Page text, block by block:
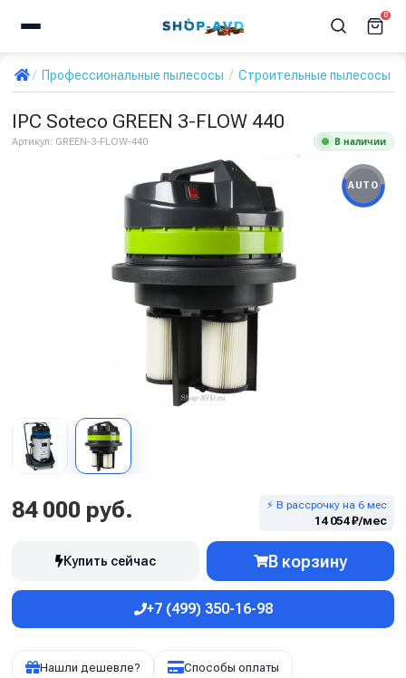
0
Профессиональные пылесосы Строительные пылесосы
IPC Soteco GREEN 3-FLOW 440
Артикул: GREEN-3-FLOW-440 В наличии
AUTO
84 000 руб. ⚡ В рассрочку на 6 мес
14 054 ₽/мес
Купить сейчас В корзину
+7 (499) 350-16-98
Нашли дешевле? Способы оплаты